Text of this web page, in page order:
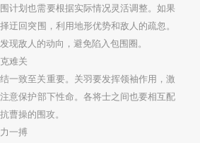
计划也需要根据实际情况灵活调整。如果
迂回突围，利用地形优势和敌人的疏忽。
现敌人的动向，避免陷入包围圈。
难关
一致至关重要。关羽要发挥领袖作用，激
意保护部下性命。各将士之间也要相互配
曹操的围攻。
一搏